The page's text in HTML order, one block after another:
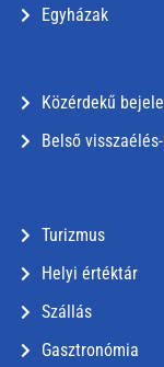
Egyházak
Közérdekű
Belső
Turizmus
Helyi értéktár
Szállás
Gasztronómia